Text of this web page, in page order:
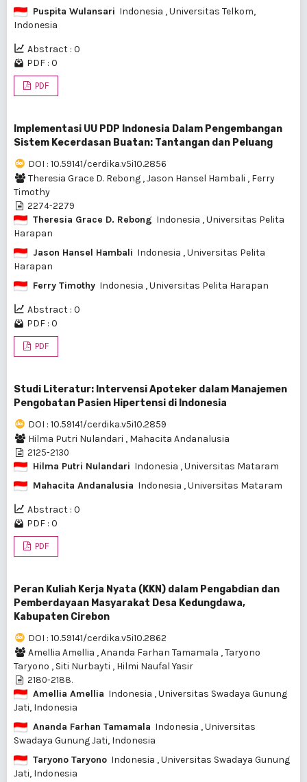
Puspita Wulansari Indonesia , Universitas Telkom,
Indonesia
Abstract : 0
PDF : 0
PDF
Implementasi UU PDP Indonesia Dalam Pengembangan
Sistem Kecerdasan Buatan: Tantangan dan Peluang
DOI : 10.59141/cerdika.v5i10.2856
Theresia Grace D. Rebong ,Jason Hansel Hambali , Ferry
Timothy
2274-2279
Theresia Grace D. Rebong Indonesia , Universitas Pelita
Harapan
Jason Hansel Hambali Indonesia , Universitas Pelita
Harapan
Ferry Timothy Indonesia , Universitas Pelita Harapan
Abstract : 0
PDF : 0
PDF
Studi Literatur: Intervensi Apoteker dalam Manajemen
Pengobatan Pasien Hipertensi di Indonesia
DOI : 10.59141/cerdika.v5i10.2859
Hilma Putri Nulandari , Mahacita Andanalusia
2125-2130
Hilma Putri Nulandari Indonesia , Universitas Mataram
Mahacita Andanalusia Indonesia , Universitas Mataram
Abstract : 0
PDF : 0
PDF
Peran Kuliah Kerja Nyata (KKN) dalam Pengabdian dan
Pemberdayaan Masyarakat Desa Kedungdawa,
Kabupaten Cirebon
DOI : 10.59141/cerdika.v5i10.2862
Amellia Amellia ,Ananda Farhan Tamamala ,Taryono
Taryono , Siti Nurbayti , Hilmi Naufal Yasir
2180-2188.
Amellia Amellia Indonesia , Universitas Swadaya Gunung
Jati, Indonesia
Ananda Farhan Tamamala Indonesia , Universitas
Swadaya Gunung Jati, Indonesia
Taryono Taryono Indonesia , Universitas Swadaya Gunung
Jati, Indonesia